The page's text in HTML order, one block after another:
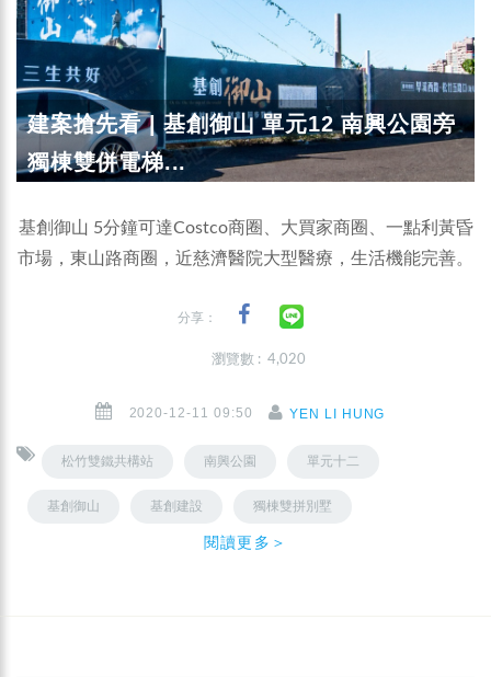
建案搶先看 | 基創御山 單元12 南興公園旁
獨棟雙併電梯...
基創御山 5分鐘可達Costco商圈、大買家商圈、一點利黃昏
市場，東山路商圈，近慈濟醫院大型醫療，生活機能完善。
分享：
瀏覽數 : 4,020
2020-12-11 09:50 YEN LI HUNG
松竹雙鐵共構站 南興公園 單元十二
基創御山 基創建設 獨棟雙拼別墅
閱讀更多＞